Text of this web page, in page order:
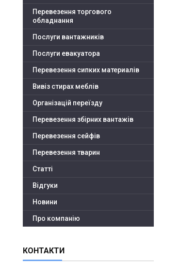
Перевезення торгового
обладнання
Послуги вантажників
Послуги евакуатора
Перевезення сипких материалів
Вивіз стирах меблів
Організацій переїзду
Перевезення збірних вантажів
Перевезення сейфів
Перевезення тварин
Статті
Відгуки
Новини
Про компанію
КОНТАКТИ